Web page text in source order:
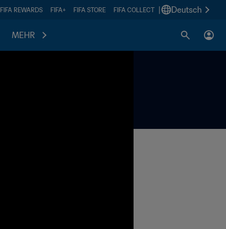
FIFA REWARDS FIFA+ FIFA STORE FIFA COLLECT Deutsch
MEHR